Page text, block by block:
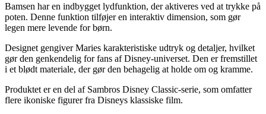
Bamsen har en indbygget lydfunktion, der aktiveres ved at trykke på
poten. Denne funktion tilføjer en interaktiv dimension, som gør
legen mere levende for børn.
Designet gengiver Maries karakteristiske udtryk og detaljer, hvilket
gør den genkendelig for fans af Disney-universet. Den er fremstillet
i et blødt materiale, der gør den behagelig at holde om og kramme.
Produktet er en del af Sambros Disney Classic-serie, som omfatter
flere ikoniske figurer fra Disneys klassiske film.